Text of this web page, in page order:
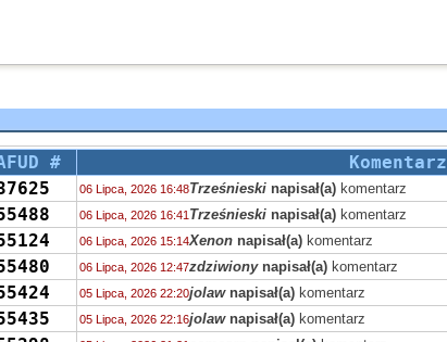
#
Komentarz
06 Lipca, 2026 16:48Trześnieski napisał(a) komentarz
06 Lipca, 2026 16:41 Trześnieski napisał(a) komentarz
06 Lipca, 2026 15:14Xenon napisał(a) komentarz
06 Lipca, 2026 12:47zdziwionynapisał(a) komentarz
05 Lipca, 2026 22:20jolawnapisał(a) komentarz
05 Lipca, 2026 22:16jolawnapisał(a) komentarz